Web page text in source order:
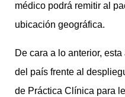
médico podrá remitir al
ubicación geográfica.
De cara a lo anterior,
del país frente al
de Práctica Clínica para